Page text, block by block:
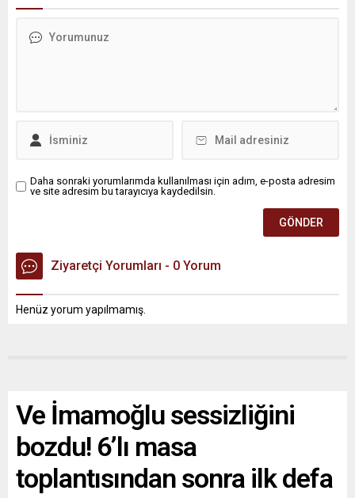
Daha sonraki yorumlarımda kullanılması için adım, e-posta adresim
ve site adresim bu tarayıcıya kaydedilsin.
Ziyaretçi Yorumları - 0 Yorum
Henüz yorum yapılmamış.
Ve İmamoğlu sessizliğini
bozdu! 6’lı masa
toplantısından sonra ilk defa